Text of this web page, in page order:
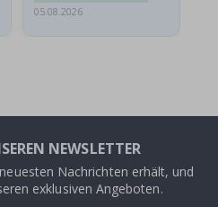
05.08.2026
NEWSLETTER
Nachrichten erhält, und
exklusiven Angeboten.